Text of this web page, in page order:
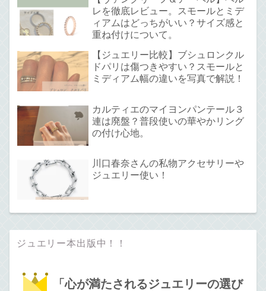
レを徹底レビュー。スモールとミデ
ィアムはどっちがいい？サイズ感と
重ね付けについて。
【ジュエリー比較】ブシュロンクル
ドパリは傷つきやすい？スモールと
ミディアム幅の違いを写真で解説！
カルティエのマイヨンパンテール３
連は廃盤？普段使いの華やかリング
の付け心地。
川口春奈さんの私物アクセサリーや
ジュエリー使い！
ジュエリー本出版中！！
「心が満たされるジュエリーの選び